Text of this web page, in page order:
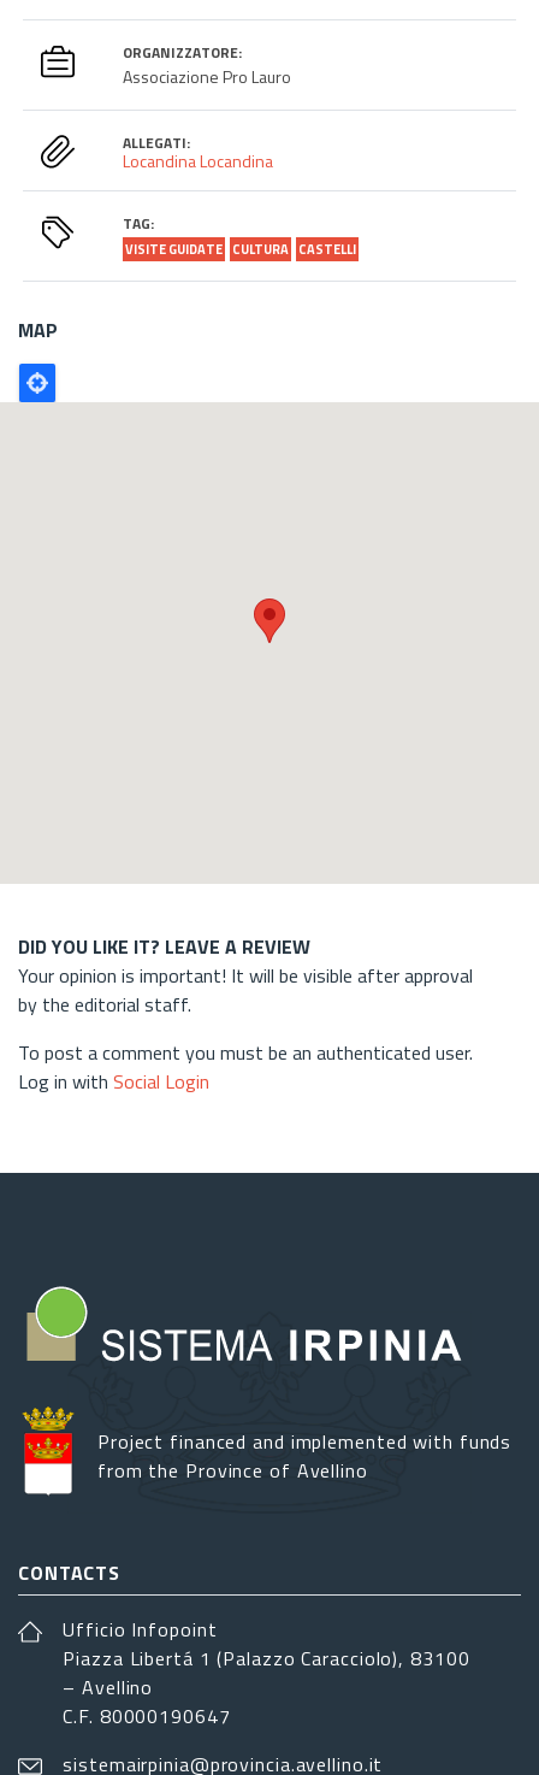
ORGANIZZATORE:
Associazione Pro Lauro
ALLEGATI:
LocandinaLocandina
TAG:
VISITE GUIDATE CULTURA CASTELLI
MAP
Poligono
GEO
DID YOU LIKE IT? LEAVE A REVIEW
Your opinion is important! It will be visible after approval
by the editorial staff.
To post a comment you must be an authenticated user.
Log in with Social Login
Project financed and implemented with funds
from the Province of Avellino
CONTACTS
Ufficio Infopoint
Piazza Libertá 1 (Palazzo Caracciolo), 83100
– Avellino
C.F. 80000190647
sistemairpinia@provincia.avellino.it